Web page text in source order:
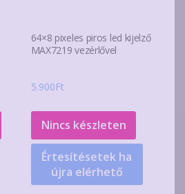
terméknek
64×8 pixeles piros led kijelző
MAX7219 vezérlővel
5.900Ft
Nincs készleten
Értesítésetek ha
újra elérhető